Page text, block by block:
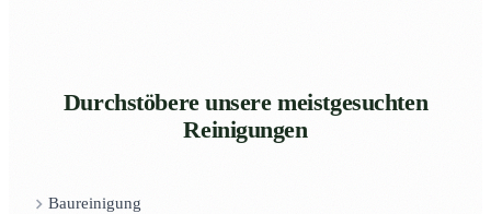
Durchstöbere unsere meistgesuchten
Reinigungen
Baureinigung